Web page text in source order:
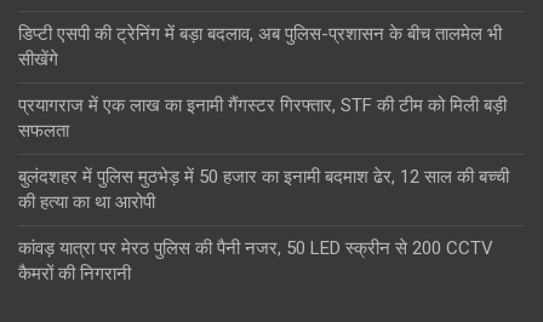
डिप्टी एसपी की ट्रेनिंग में बड़ा बदलाव, अब पुलिस-प्रशासन के बीच तालमेल भी
सीखेंगे
प्रयागराज में एक लाख का इनामी गैंगस्टर गिरफ्तार, STF की टीम को मिली बड़ी
सफलता
बुलंदशहर में पुलिस मुठभेड़ में 50 हजार का इनामी बदमाश ढेर, 12 साल की बच्ची
की हत्या का था आरोपी
कांवड़ यात्रा पर मेरठ पुलिस की पैनी नजर, 50 LED स्क्रीन से 200 CCTV
कैमरों की निगरानी